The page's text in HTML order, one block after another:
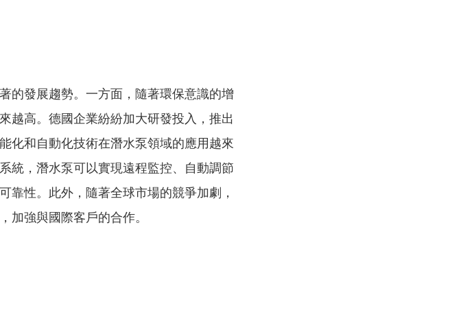
的發展趨勢。一方面，隨著環保意識的增
越高。德國企業紛紛加大研發投入，推出
化和自動化技術在潛水泵領域的應用越來
統，潛水泵可以實現遠程監控、自動調節
靠性。此外，隨著全球市場的競爭加劇，
加強與國際客戶的合作。